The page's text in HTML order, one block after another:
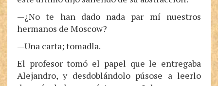
—¿No te han dado nada par mí nuestros
hermanos de Moscow?
—Una carta; tomadla.
El profesor tomó el papel que le entregaba
Alejandro, y desdoblándolo púsose a leerlo